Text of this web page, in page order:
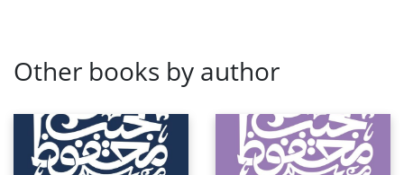
Other books by author